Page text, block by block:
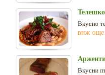
Вкусно
виж още
Вкусни